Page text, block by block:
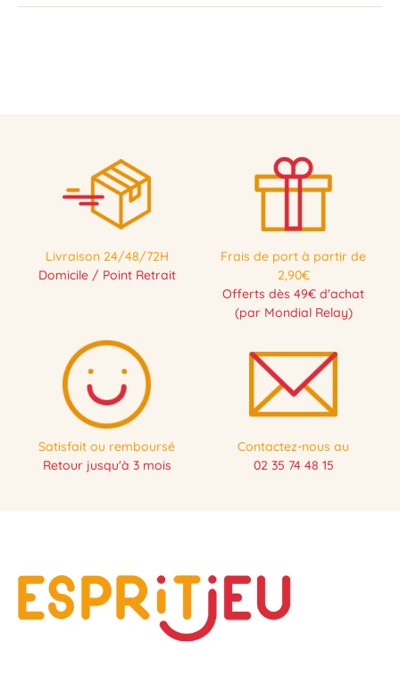
Livraison 24/48/72H
Domicile / Point Retrait
Frais de port à partir de
2,90€
Offerts dès 49€ d'achat
(par Mondial Relay)
Satisfait ou remboursé
Retour jusqu'à 3 mois
Contactez-nous au
02 35 74 48 15